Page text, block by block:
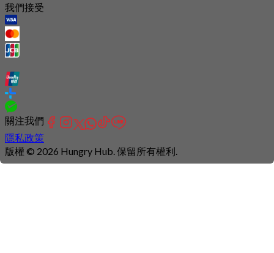
我們接受
關注我們
隱私政策
版權 © 2026 Hungry Hub. 保留所有權利.
Connection